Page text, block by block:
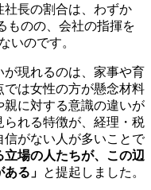
社長の割合は、わずか
ものの、会社の指揮を
いのです。
が現れるのは、家事や育
では女性の方が懸念材料
親に対する意識の違いが
られる特徴が、経理・税
がない人が多いことで
立場の人たちが、この辺
る」 と提起しました。